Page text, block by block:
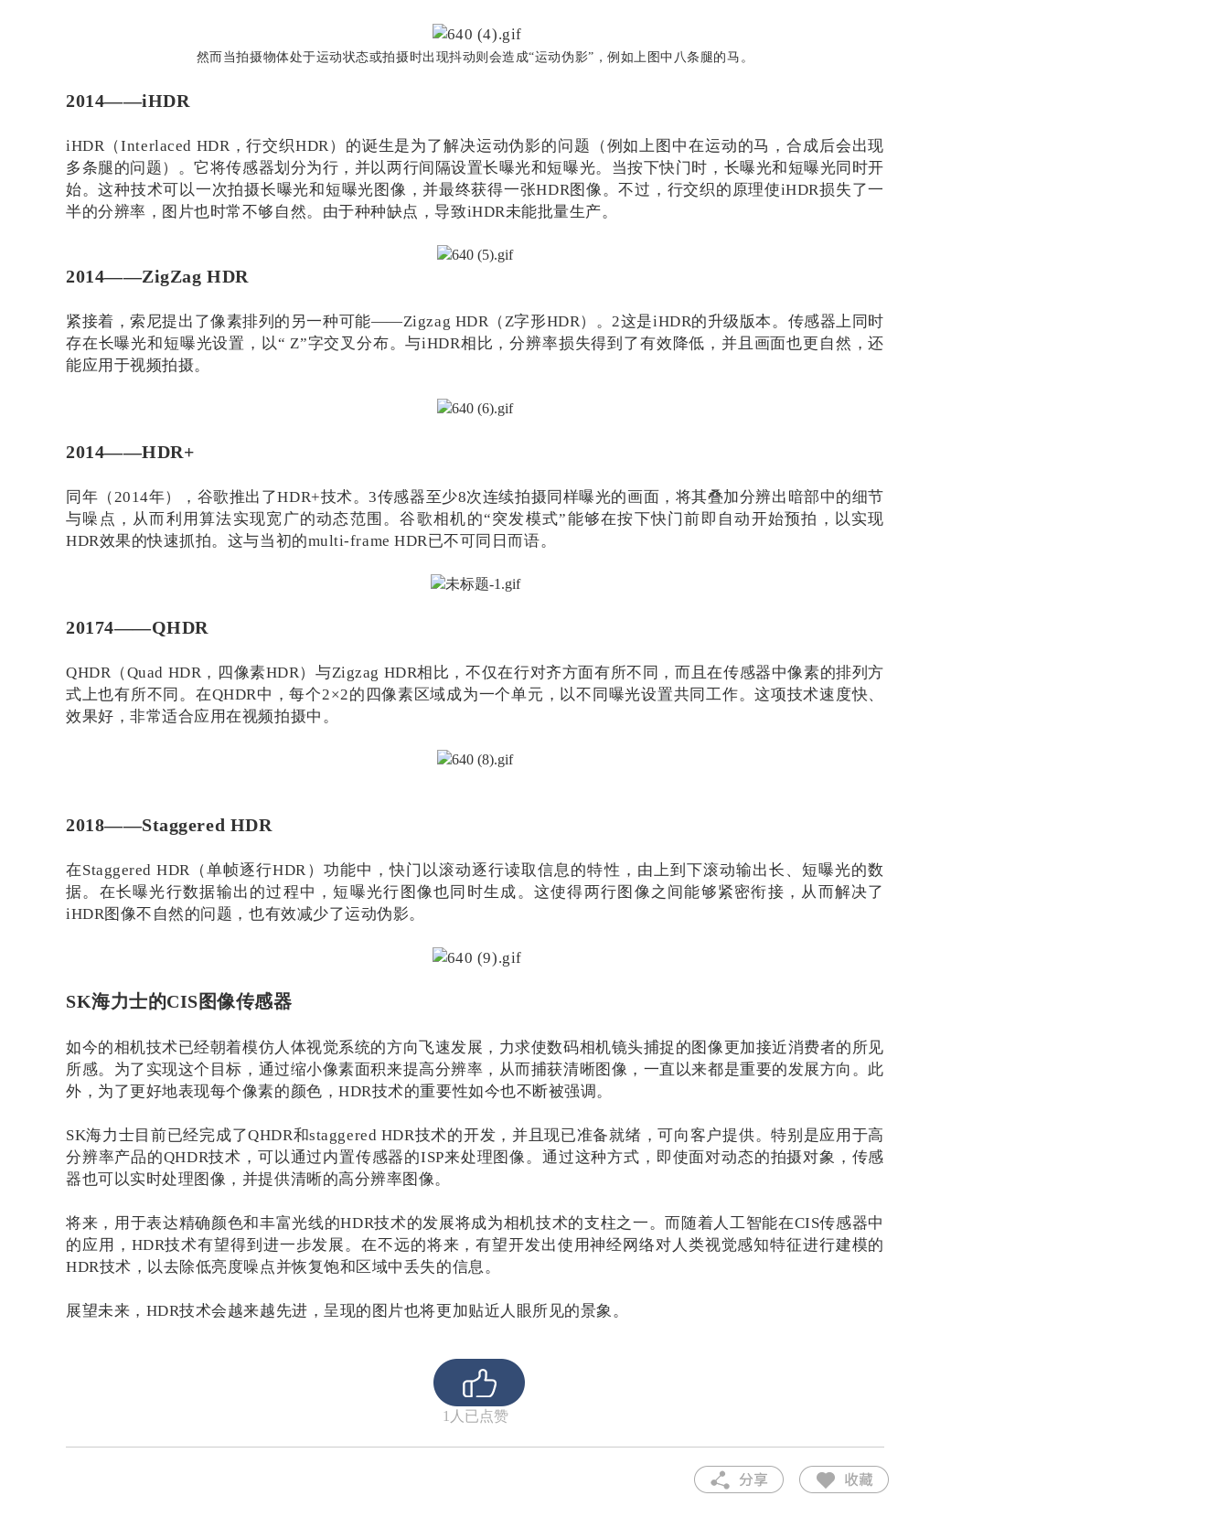
然而当拍摄物体处于运动状态或拍摄时出现抖动则会造成“运动伪影”，例如上图中八条腿的马。
2014——iHDR
iHDR（Interlaced HDR，行交织HDR）的诞生是为了解决运动伪影的问题（例如上图中在运动的马，合成后会出现
多条腿的问题）。它将传感器划分为行，并以两行间隔设置长曝光和短曝光。当按下快门时，长曝光和短曝光同时开
始。这种技术可以一次拍摄长曝光和短曝光图像，并最终获得一张HDR图像。不过，行交织的原理使iHDR损失了一
半的分辨率，图片也时常不够自然。由于种种缺点，导致iHDR未能批量生产。
2014——ZigZag HDR
紧接着，索尼提出了像素排列的另一种可能——Zigzag HDR（Z字形HDR）。2这是iHDR的升级版本。传感器上同时
存在长曝光和短曝光设置，以“ Z”字交叉分布。与iHDR相比，分辨率损失得到了有效降低，并且画面也更自然，还
能应用于视频拍摄。
2014——HDR+
同年（2014年），谷歌推出了HDR+技术。3传感器至少8次连续拍摄同样曝光的画面，将其叠加分辨出暗部中的细节
与噪点，从而利用算法实现宽广的动态范围。谷歌相机的“突发模式”能够在按下快门前即自动开始预拍，以实现
HDR效果的快速抓拍。这与当初的multi-frame HDR已不可同日而语。
20174——QHDR
QHDR（Quad HDR，四像素HDR）与Zigzag HDR相比，不仅在行对齐方面有所不同，而且在传感器中像素的排列方
式上也有所不同。在QHDR中，每个2×2的四像素区域成为一个单元，以不同曝光设置共同工作。这项技术速度快、
效果好，非常适合应用在视频拍摄中。
2018——Staggered HDR
在Staggered HDR（单帧逐行HDR）功能中，快门以滚动逐行读取信息的特性，由上到下滚动输出长、短曝光的数
据。在长曝光行数据输出的过程中，短曝光行图像也同时生成。这使得两行图像之间能够紧密衔接，从而解决了
iHDR图像不自然的问题，也有效减少了运动伪影。
SK海力士的CIS图像传感器
如今的相机技术已经朝着模仿人体视觉系统的方向飞速发展，力求使数码相机镜头捕捉的图像更加接近消费者的所见
所感。为了实现这个目标，通过缩小像素面积来提高分辨率，从而捕获清晰图像，一直以来都是重要的发展方向。此
外，为了更好地表现每个像素的颜色，HDR技术的重要性如今也不断被强调。
SK海力士目前已经完成了QHDR和staggered HDR技术的开发，并且现已准备就绪，可向客户提供。特别是应用于高
分辨率产品的QHDR技术，可以通过内置传感器的ISP来处理图像。通过这种方式，即使面对动态的拍摄对象，传感
器也可以实时处理图像，并提供清晰的高分辨率图像。
将来，用于表达精确颜色和丰富光线的HDR技术的发展将成为相机技术的支柱之一。而随着人工智能在CIS传感器中
的应用，HDR技术有望得到进一步发展。在不远的将来，有望开发出使用神经网络对人类视觉感知特征进行建模的
HDR技术，以去除低亮度噪点并恢复饱和区域中丢失的信息。
展望未来，HDR技术会越来越先进，呈现的图片也将更加贴近人眼所见的景象。
1人已点赞